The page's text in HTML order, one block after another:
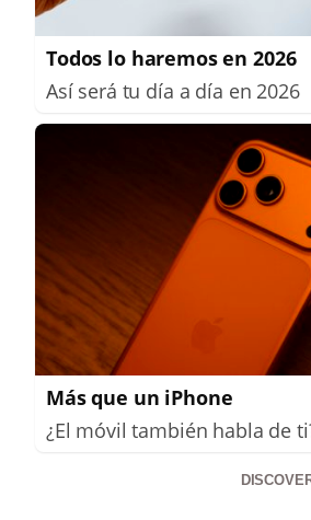
Todos lo haremos en 2026
Así será tu día a día en 2026
Más que un iPhone
¿El móvil también habla de